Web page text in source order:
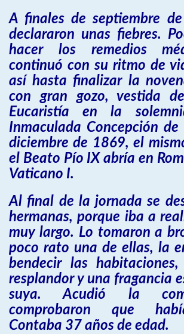
A finales de septiembre
declararon unas fiebres.
hacer los remedios
continuó con su ritmo de
así hasta finalizar la
con gran gozo, vestida
Eucaristía en la
Inmaculada Concepción
diciembre de 1869, el
el Beato Pío IX abría en
Vaticano I.
Al final de la jornada se
hermanas, porque iba a
muy largo. Lo tomaron a
poco rato una de ellas, la
bendecir las
resplandor y una fragancia
suya. Acudió la
comprobaron que
Contaba 37 años de edad.